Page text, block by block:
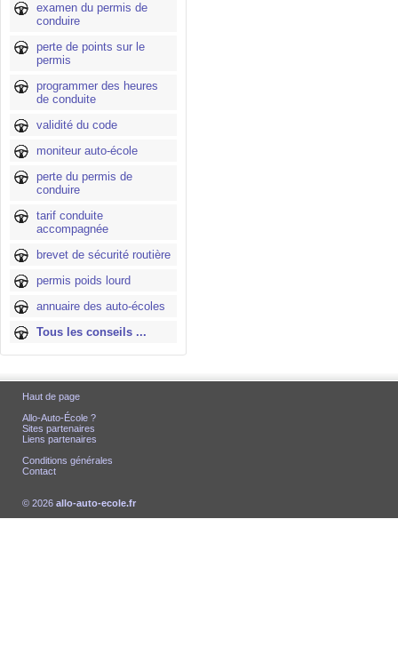
examen du permis de
conduire
perte de points sur le
permis
programmer des heures
de conduite
validité du code
moniteur auto-école
perte du permis de
conduire
tarif conduite
accompagnée
brevet de sécurité routière
permis poids lourd
annuaire des auto-écoles
Tous les conseils ...
Haut de page
Allo-Auto-École ?
Sites partenaires
Liens partenaires
Conditions générales
Contact
© 2026 allo-auto-ecole.fr